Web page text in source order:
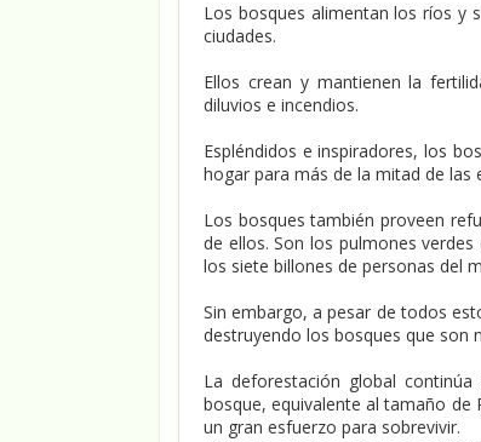
Los bosques alimentan los ríos y
ciudades.
Ellos crean y mantienen la
diluvios e incendios.
Espléndidos e inspiradores, los
hogar para más de la mitad de las
Los bosques también proveen
de ellos. Son los pulmones
los siete billones de personas del
Sin embargo, a pesar de todos
destruyendo los bosques que son
La deforestación global
bosque, equivalente al tamaño de
un gran esfuerzo para sobrevivir.